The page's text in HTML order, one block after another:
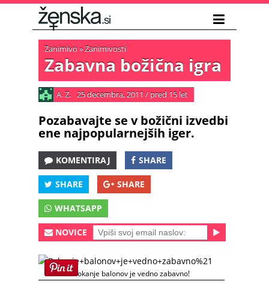
Zanimivo»Zanimivosti
Zabavna božična igra
A. Z. 25 decembra, 2011 / pred 15 let
Pozabavajte se v božični izvedbi
ene najpopularnejših iger.
KOMENTIRAJ SHARE
SHARE SHARE
WHATSAPP
NOVICE
Pokanje balonov je vedno zabavno!